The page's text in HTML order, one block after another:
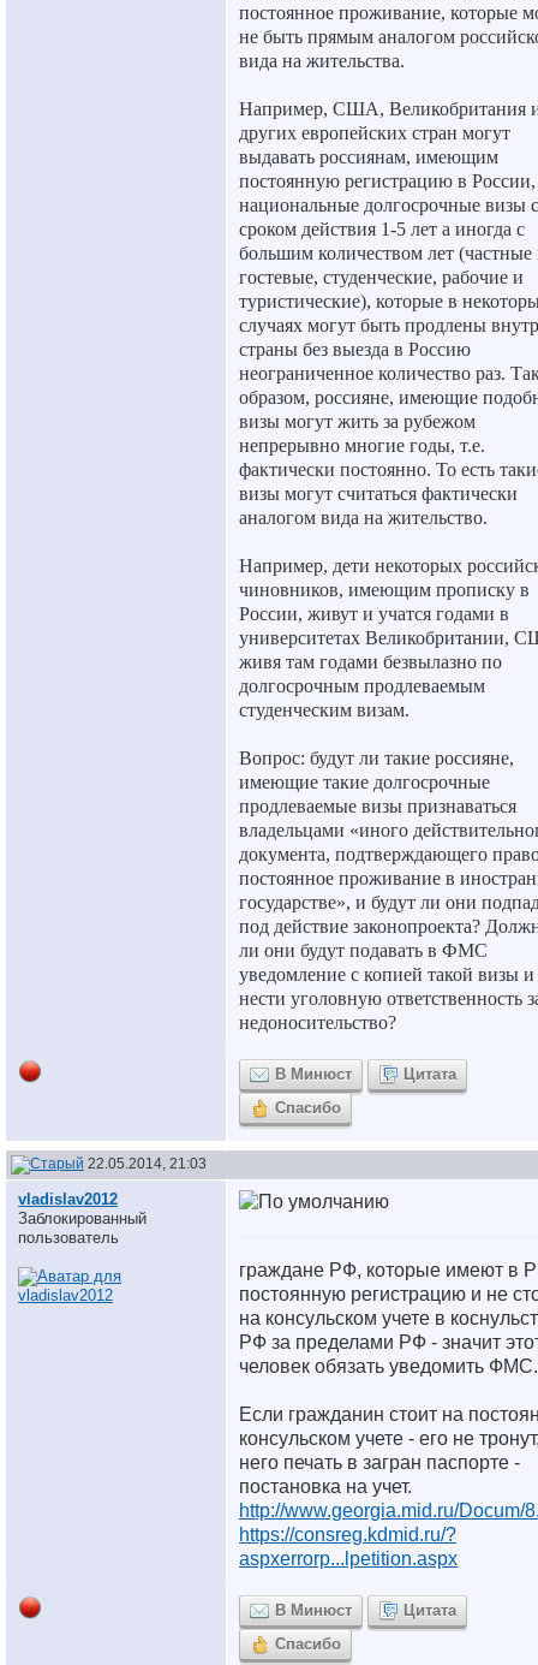
постоянное проживание, которые
не быть прямым аналогом
вида на жительства.
Например, США, Великобритания
других европейских стран могут
выдавать россиянам, имеющим
постоянную регистрацию в
национальные долгосрочные визы
сроком действия 1-5 лет а иногда с
большим количеством лет (частные
гостевые, студенческие, рабочие и
туристические), которые в
случаях могут быть продлены
страны без выезда в Россию
неограниченное количество раз.
образом, россияне, имеющие
визы могут жить за рубежом
непрерывно многие годы, т.е.
фактически постоянно. То есть
визы могут считаться фактически
аналогом вида на жительство.
Например, дети некоторых
чиновников, имеющим прописку в
России, живут и учатся годами в
университетах Великобритании,
живя там годами безвылазно по
долгосрочным продлеваемым
студенческим визам.
Вопрос: будут ли такие россияне,
имеющие такие долгосрочные
продлеваемые визы признаваться
владельцами «иного
документа, подтверждающего
постоянное проживание в
государстве», и будут ли они
под действие законопроекта?
ли они будут подавать в ФМС
уведомление с копией такой визы и
нести уголовную ответственность
недоносительство?
В Минюст
Цитата
Спасибо
22.05.2014, 21:03
vladislav2012
Заблокированный
пользователь
граждане РФ, которые имеют в
постоянную регистрацию и не
на консульском учете в
РФ за пределами РФ - значит
человек обязать уведомить ФМС.
Если гражданин стоит на
консульском учете - его не
него печать в загран паспорте -
постановка на учет.
http://www.georgia.mid.ru/Docum/
https://consreg.kdmid.ru/?
aspxerrorp...lpetition.aspx
В Минюст
Цитата
Спасибо